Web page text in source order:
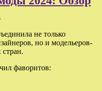
не только
но и модельеров-
фаворитов: